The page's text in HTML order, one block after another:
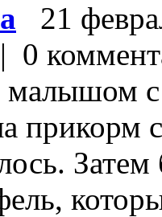
21
0
с
прикорм